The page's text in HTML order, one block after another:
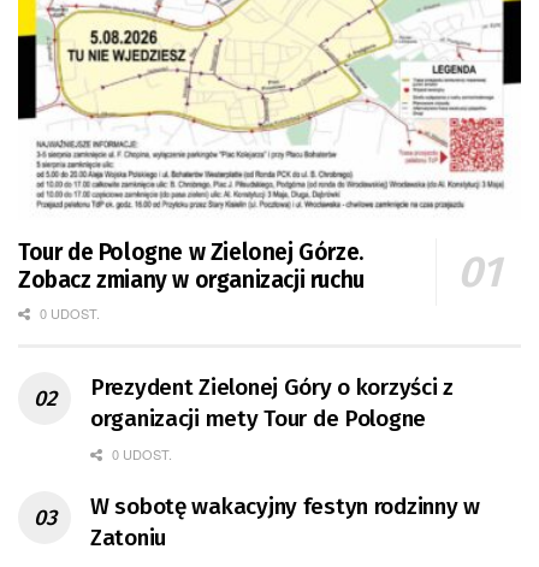
Tour de Pologne w Zielonej Górze.
Zobacz zmiany w organizacji ruchu
0 UDOST.
Prezydent Zielonej Góry o korzyści z
organizacji mety Tour de Pologne
0 UDOST.
W sobotę wakacyjny festyn rodzinny w
Zatoniu